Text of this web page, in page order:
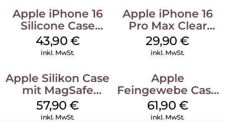
Apple iPhone 16
Silicone Case
MagSafe Plum
43,90 €
inkl. MwSt.
Apple iPhone 16
Pro Max Clear
Case MagSafe
Transparent
29,90€
inkl. MwSt.
Apple Silikon Case
mit MagSafe
iPhone 14 Pro
(PRODUCT)RED
57,90€
inkl. MwSt.
Apple
Feingewebe Case
iPhone 15 Pro
MagSafe Schwarz
61,90 €
inkl. MwSt.